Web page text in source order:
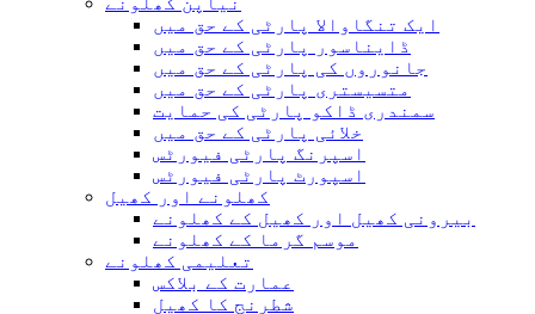
ایک تنگاوالا پارٹی کے حق میں
ڈایناسور پارٹی کے حق میں
جانوروں کی پارٹی کے حق میں
متسیستری پارٹی کے حق میں
سمندری ڈاکو پارٹی کی حمایت
خلائی پارٹی کے حق میں
اسپرنگ پارٹی فیورٹس
اسپورٹ پارٹی فیورٹس
کھلونے اور کھیل
بیرونی کھیل اور کھیل کے کھلونے
موسم گرما کے کھلونے
تعلیمی کھلونے
عمارت کے بلاکس
شطرنج کا کھیل